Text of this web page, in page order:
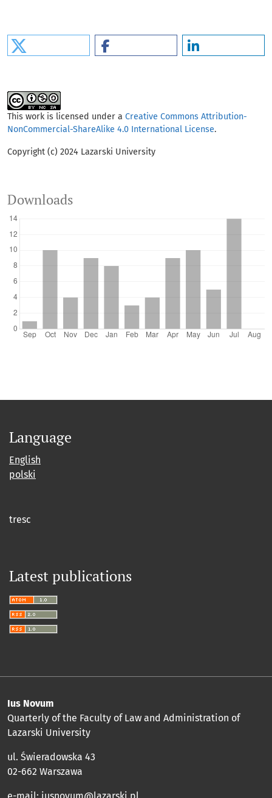
This work is licensed under a Creative Commons Attribution-
NonCommercial-ShareAlike 4.0 International License.
Copyright (c) 2024 Lazarski University
Downloads
Language
English
polski
tresc
Latest publications
Ius Novum
Quarterly of the Faculty of Law and Administration of
Lazarski University
ul. Świeradowska 43
02-662 Warszawa